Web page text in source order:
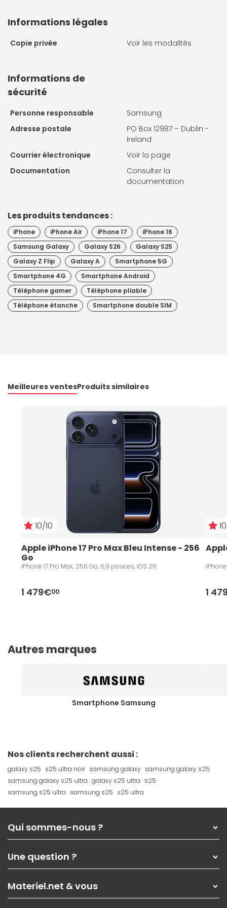
Informations légales
Copie privée Voir les modalités
Informations de
sécurité
Personne responsable
Samsung
Adresse postale
PO Box 12987 – Dublin -
Ireland
Courrier électronique
Voir la page
Documentation
Consulter la
documentation
Les produits tendances :
iPhone iPhone Air iPhone 17
iPhone 16
Samsung Galaxy
Galaxy S26
Galaxy S25
Galaxy Z Flip
Galaxy A
Smartphone 5G
Smartphone 4G
Smartphone Android
Téléphone gamer
Téléphone pliable
Téléphone étanche
Smartphone double SIM
Meilleures ventesProduits similaires
10/10
Apple iPhone 17 Pro Max Bleu Intense - 256
Go
iPhone 17 Pro Max, 256 Go, 6,9 pouces, iOS 26
1 479€00 1
Autres marques
Smartphone Samsung
Nos clients recherchent aussi :
galaxy s25 s25 ultra noir samsung galaxy samsung galaxy s25
samsung galaxy s25 ultra galaxy s25 ultra s25
samsung s25 ultra samsung s25 s25 ultra
Qui sommes-nous ?
Nos services
Les magasins Materiel.net
Nos solutions pour les pros
Contactez-nous
Une question ?
Paiement, livraison
Garanties,Pack Zen
Materiel.net & vous